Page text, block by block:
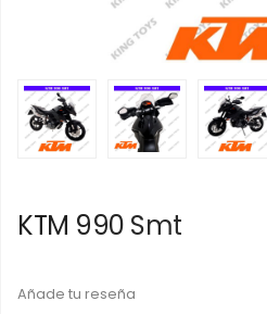
KTM 990 Smt
Añade tu reseña